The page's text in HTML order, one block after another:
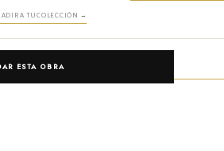
A TU COLECCIÓN →
ESTA OBRA